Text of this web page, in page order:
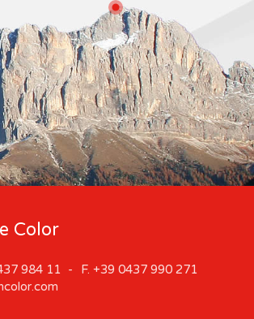
Color
984 11 - F. +39 0437 990 271